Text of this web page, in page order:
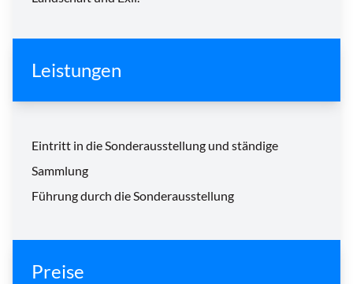
Leistungen
Eintritt in die Sonderausstellung und ständige
Sammlung
Führung durch die Sonderausstellung
Preise